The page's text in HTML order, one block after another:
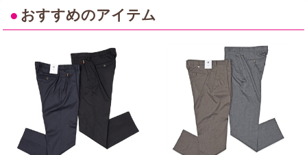
● おすすめのアイテム